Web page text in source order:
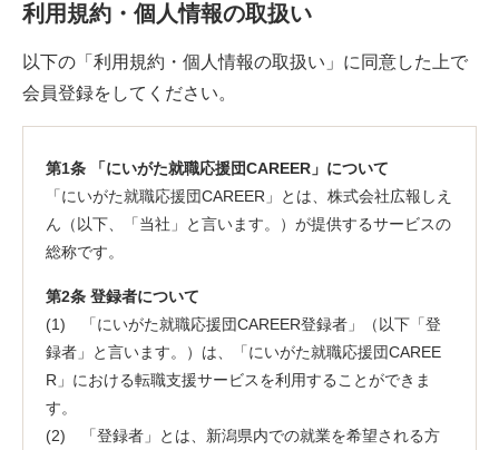
利用規約・個人情報の取扱い
以下の「利用規約・個人情報の取扱い」に同意した上で
会員登録をしてください。
第1条 「にいがた就職応援団CAREER」について
「にいがた就職応援団CAREER」とは、株式会社広報しえ
ん（以下、「当社」と言います。）が提供するサービスの
総称です。
第2条 登録者について
(1) 「にいがた就職応援団CAREER登録者」（以下「登
録者」と言います。）は、「にいがた就職応援団CAREE
R」における転職支援サービスを利用することができま
す。
(2) 「登録者」とは、新潟県内での就業を希望される方